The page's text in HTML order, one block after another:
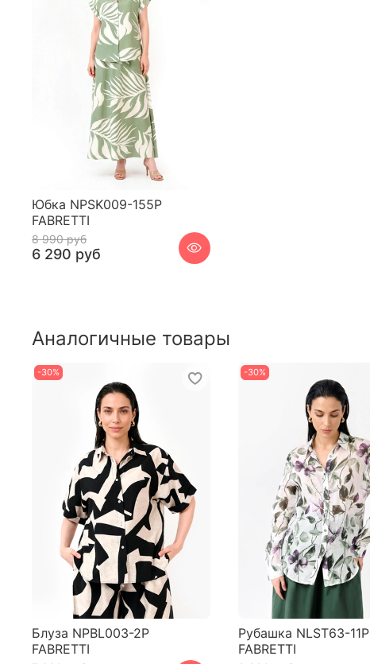
Юбка NPSK009-155P
FABRETTI
8 990 руб
6 290 руб
Аналогичные товары
-30%
Блуза NPBL003-2P
FABRETTI
-30%
Рубашка NLST63-11P
FABRETTI